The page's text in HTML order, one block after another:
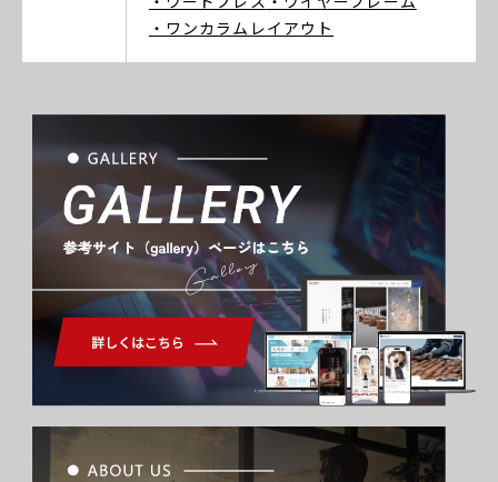
・ワンカラムレイアウト
Gallery